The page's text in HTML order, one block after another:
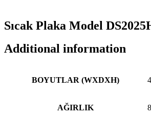
Sıcak Plaka Model
Additional information
BOYUTLAR (WXDXH)
AĞIRLIK